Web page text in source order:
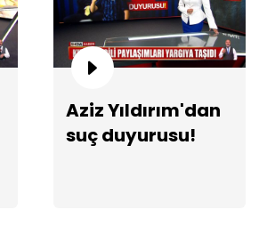
Aziz Yıldırım'dan
suç duyurusu!